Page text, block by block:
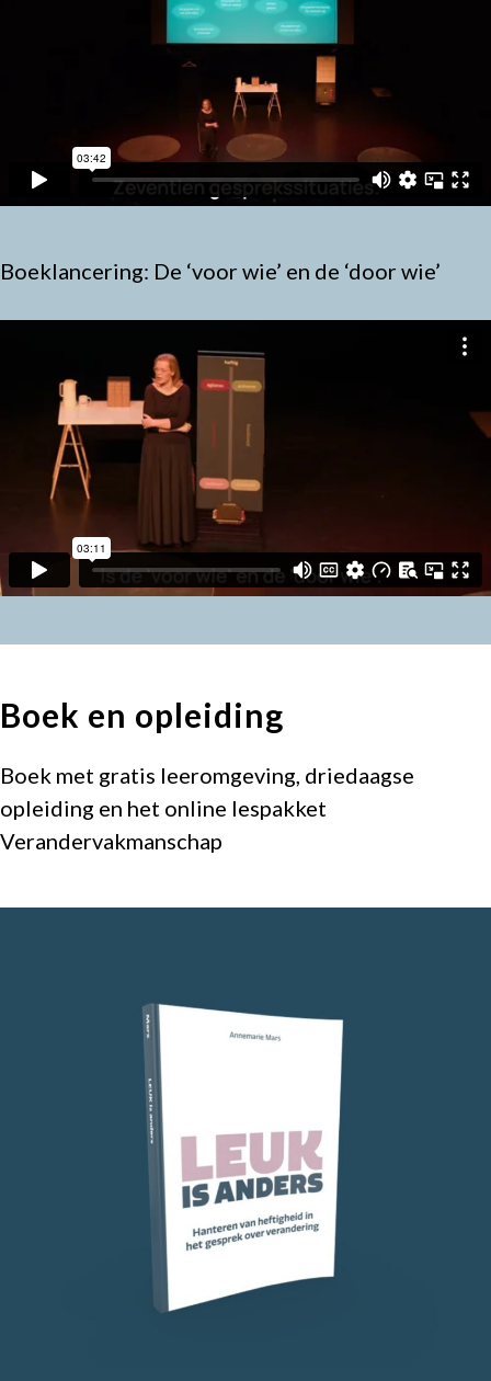
Boeklancering: De ‘voor wie’ en de ‘door wie’
Boek en opleiding
Boek met gratis leeromgeving, driedaagse
opleiding en het online lespakket
Verandervakmanschap